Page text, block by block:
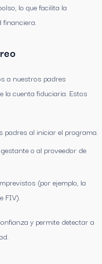
lo que facilita la
a nuestros padres
la cuenta fiduciaria. Estos
padres al iniciar el programa.
o al proveedor de
(por ejemplo, la
FIV).
y permite detectar a